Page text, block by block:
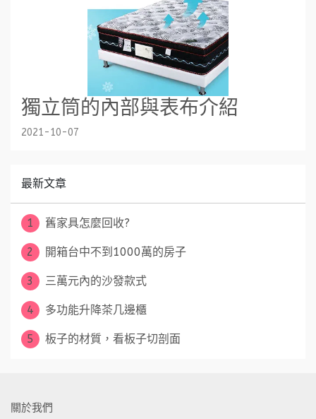
獨立筒的內部與表布介紹
2021-10-07
最新文章
1 舊家具怎麼回收?
2 開箱台中不到1000萬的房子
3 三萬元內的沙發款式
4 多功能升降茶几邊櫃
5 板子的材質，看板子切剖面
關於我們